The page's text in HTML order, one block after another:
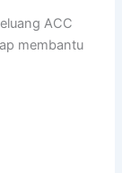
ACC
membantu